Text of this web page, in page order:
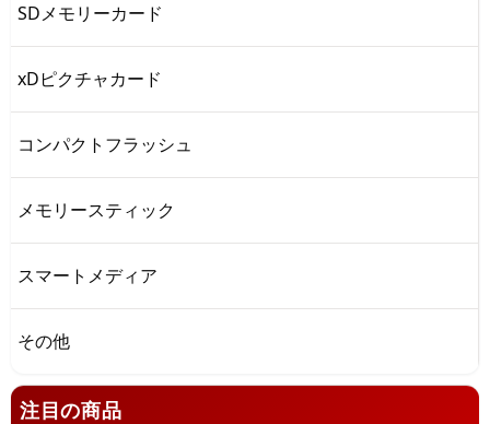
SDメモリーカード
xDピクチャカード
コンパクトフラッシュ
メモリースティック
スマートメディア
その他
注目の商品